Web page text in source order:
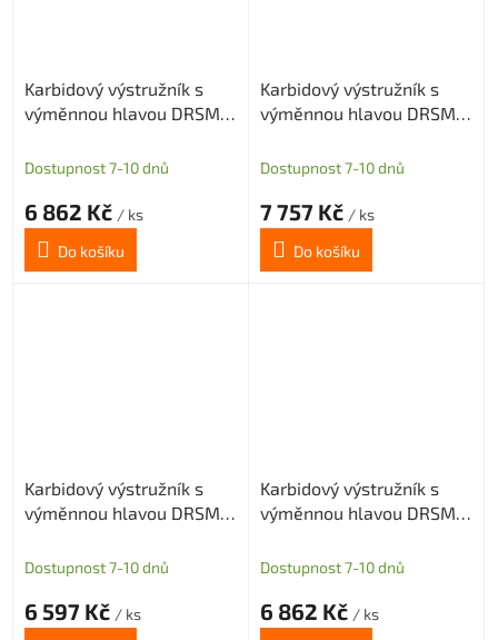
Karbidový výstružník s
výměnnou hlavou DRSMN
díru
Dostupnost 7-10 dnů
6 862 Kč / ks
Do košíku
Karbidový výstružník s
výměnnou hlavou DRSMN
díru
Dostupnost 7-10 dnů
7 757 Kč / ks
Do košíku
Karbidový výstružník s
výměnnou hlavou DRSMN
Dostupnost 7-10 dnů
6 597 Kč / ks
Karbidový výstružník s
výměnnou hlavou DRSMN
Dostupnost 7-10 dnů
6 862 Kč / ks